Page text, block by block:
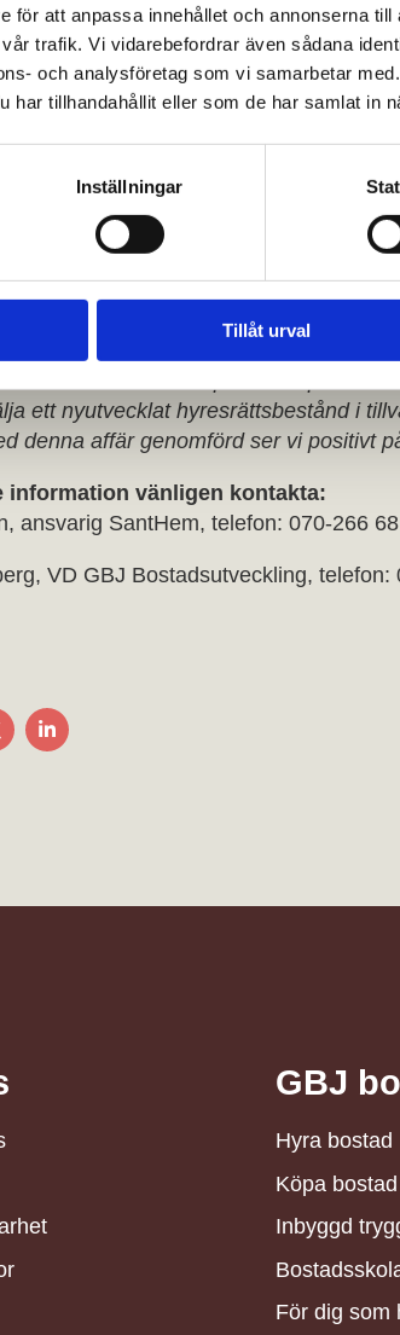
för att anpassa innehållet och annonserna
trafik. Vi vidarebefordrar även sådana
och analysföretag som vi samarbetar
har tillhandahållit eller som de har samlat in
Inställningar
Tillåt urval
har sedan 2018 utvecklat och
som är samägt med Santhe Dahl
med en total uthyrningsbar yta om
portföljen är cirka 28 miljoner kronor
mitten av november och är villkorad
AB (publ).
har varit rådgivare till säljaren.
VD för GBJ Bostadsutveckling,
med fokus på att skapa
ett nyutvecklat hyresrättsbestånd i
denna affär genomförd ser vi positivt
information vänligen kontakta:
ansvarig SantHem, telefon: 070-266
VD GBJ Bostadsutveckling, telefon:
DELA
PÅ
DELA
PÅ
GBJ
Hyra bostad
Köpa bostad
Inbyggd
För dig som